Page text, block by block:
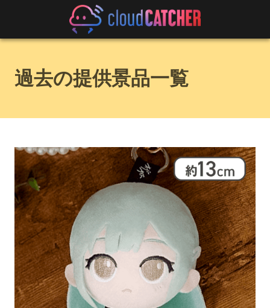
過去の提供景品一覧